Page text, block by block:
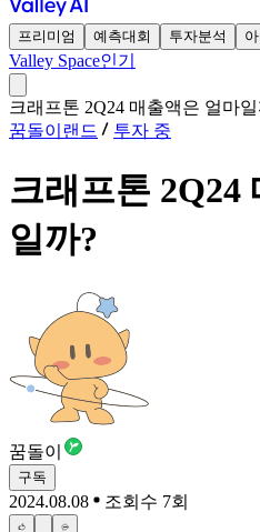
프리미엄 예측대회 투자분석
Valley Space인기
크래프톤 2Q24 매출액은 얼마일
꿈돌이랜드
투자 중
크래프톤 2Q24
일까?
꿈돌이
구독
2024.08.08 조회수 7회